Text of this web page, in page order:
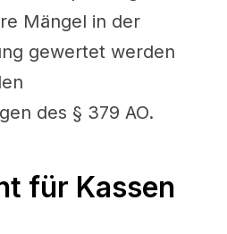
Mängel in der
gewertet werden
des § 379 AO.
für Kassen